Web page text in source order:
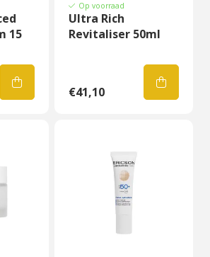
15
Op voorraad
Ultra Rich
Revitaliser 50ml
€41,10